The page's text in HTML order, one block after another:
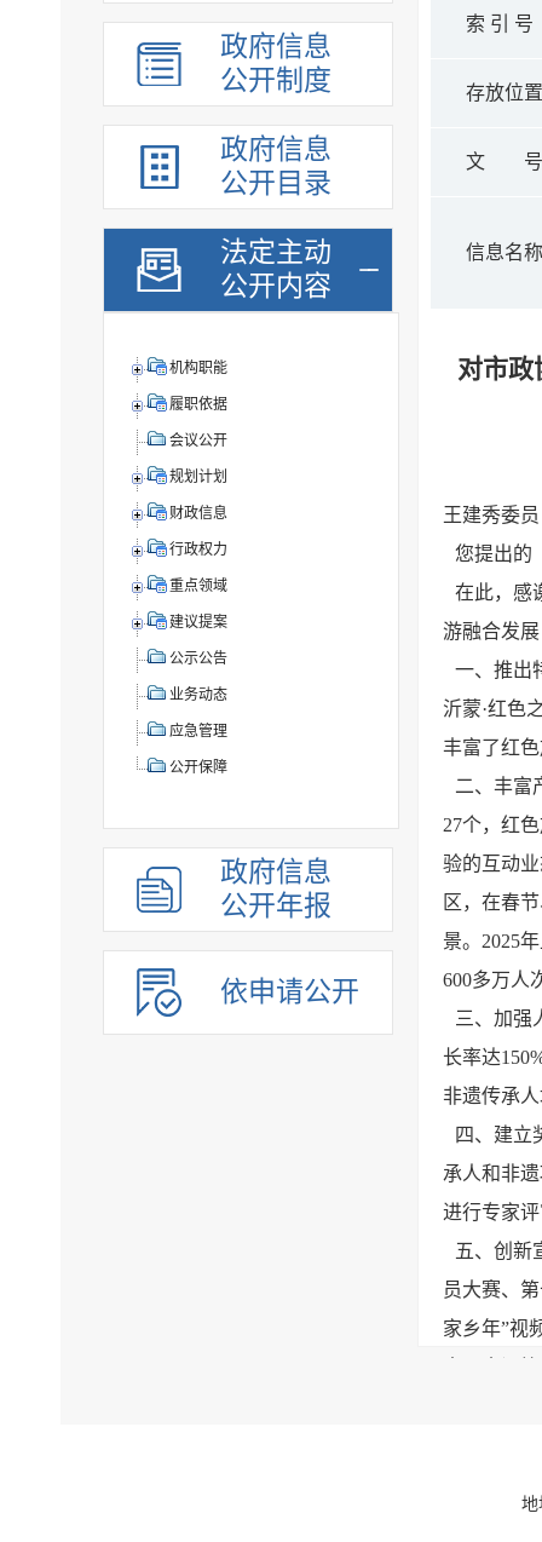
政府信息
公开制度
政府信息
公开目录
法定主动
公开内容
机构职能
履职依据
会议公开
规划计划
财政信息
行政权力
重点领域
建议提案
公示公告
业务动态
应急管理
公开保障
政府信息
公开年报
依申请公开
索 引 号
存放位
文
信息名
对市政
王建秀委
您提出的
在此，感
游融合发
一、推出
沂蒙·红色
丰富了红
二、丰富
27个，红
验的互动
区，在春
景。2025
600多万人
三、加强
长率达
非遗传承
四、建立
承人和非
进行专家
五、创新
员大赛、
家乡年”视
地